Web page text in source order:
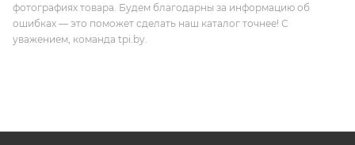
фотографиях товара. Будем благодарны за информацию об
ошибках — это поможет сделать наш каталог точнее! С
уважением, команда tpi.by.